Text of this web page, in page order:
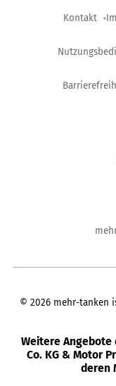
Kontakt
© 2026 mehr-tanken
Weitere Angebote
Co. KG & Motor
deren